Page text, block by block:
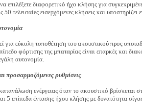
επιλέξετε διαφορετικό ήχο κλήσης για
τελευταίες εισερχόμενες κλήσεις και
για εύκολη τοποθέτηση του ακουστικού προς
φόρτισης της μπαταρίας είναι επαρκές και
αυτονομία.
προσαρμοζόμενες ρυθμίσεις
ενέργειας όταν το ακουστικό
5 επίπεδα έντασης ήχου κλήσης με δυνατότητα